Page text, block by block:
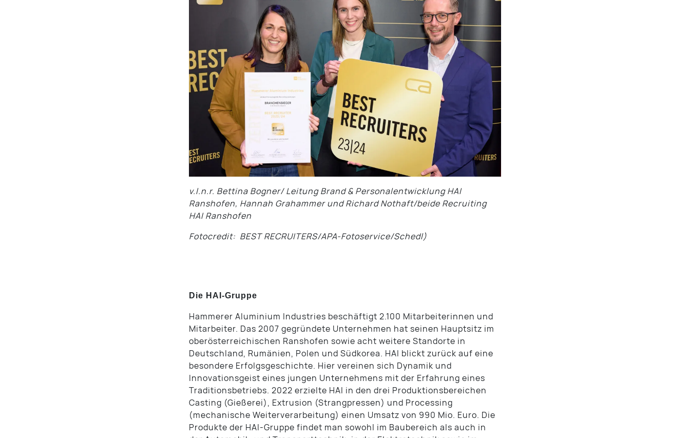
v.l.n.r. Bettina Bogner/ Leitung Brand & Personalentwicklung HAI
Ranshofen, Hannah Grahammer und Richard Nothaft/beide Recruiting
HAI Ranshofen
Fotocredit: BEST RECRUITERS/APA-Fotoservice/Schedl)
Die HAI-Gruppe
Hammerer Aluminium Industries beschäftigt 2.100 Mitarbeiterinnen und
Mitarbeiter. Das 2007 gegründete Unternehmen hat seinen Hauptsitz im
oberösterreichischen Ranshofen sowie acht weitere Standorte in
Deutschland, Rumänien, Polen und Südkorea. HAI blickt zurück auf eine
besondere Erfolgsgeschichte. Hier vereinen sich Dynamik und
Innovationsgeist eines jungen Unternehmens mit der Erfahrung eines
Traditionsbetriebs. 2022 erzielte HAI in den drei Produktionsbereichen
Casting (Gießerei), Extrusion (Strangpressen) und Processing
(mechanische Weiterverarbeitung) einen Umsatz von 990 Mio. Euro. Die
Produkte der HAI-Gruppe findet man sowohl im Baubereich als auch in